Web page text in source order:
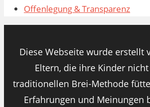
Offenlegung & Transparenz
Diese Webseite wurde erstellt
Eltern, die ihre Kinder
traditionellen Brei-Methode
Erfahrungen und Meinungen